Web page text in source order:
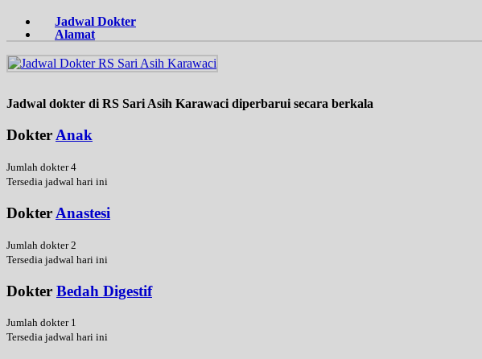
Jadwal Dokter
Alamat
Jadwal dokter di RS Sari Asih Karawaci diperbarui secara berkala
Dokter Anak
Jumlah dokter 4
Tersedia jadwal hari ini
Dokter Anastesi
Jumlah dokter 2
Tersedia jadwal hari ini
Dokter Bedah Digestif
Jumlah dokter 1
Tersedia jadwal hari ini